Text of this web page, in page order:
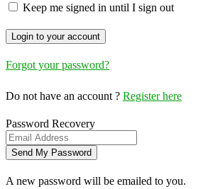
Keep me signed in until I sign out
Forgot your password?
Do not have an account ? Register here
Password Recovery
A new password will be emailed to you.